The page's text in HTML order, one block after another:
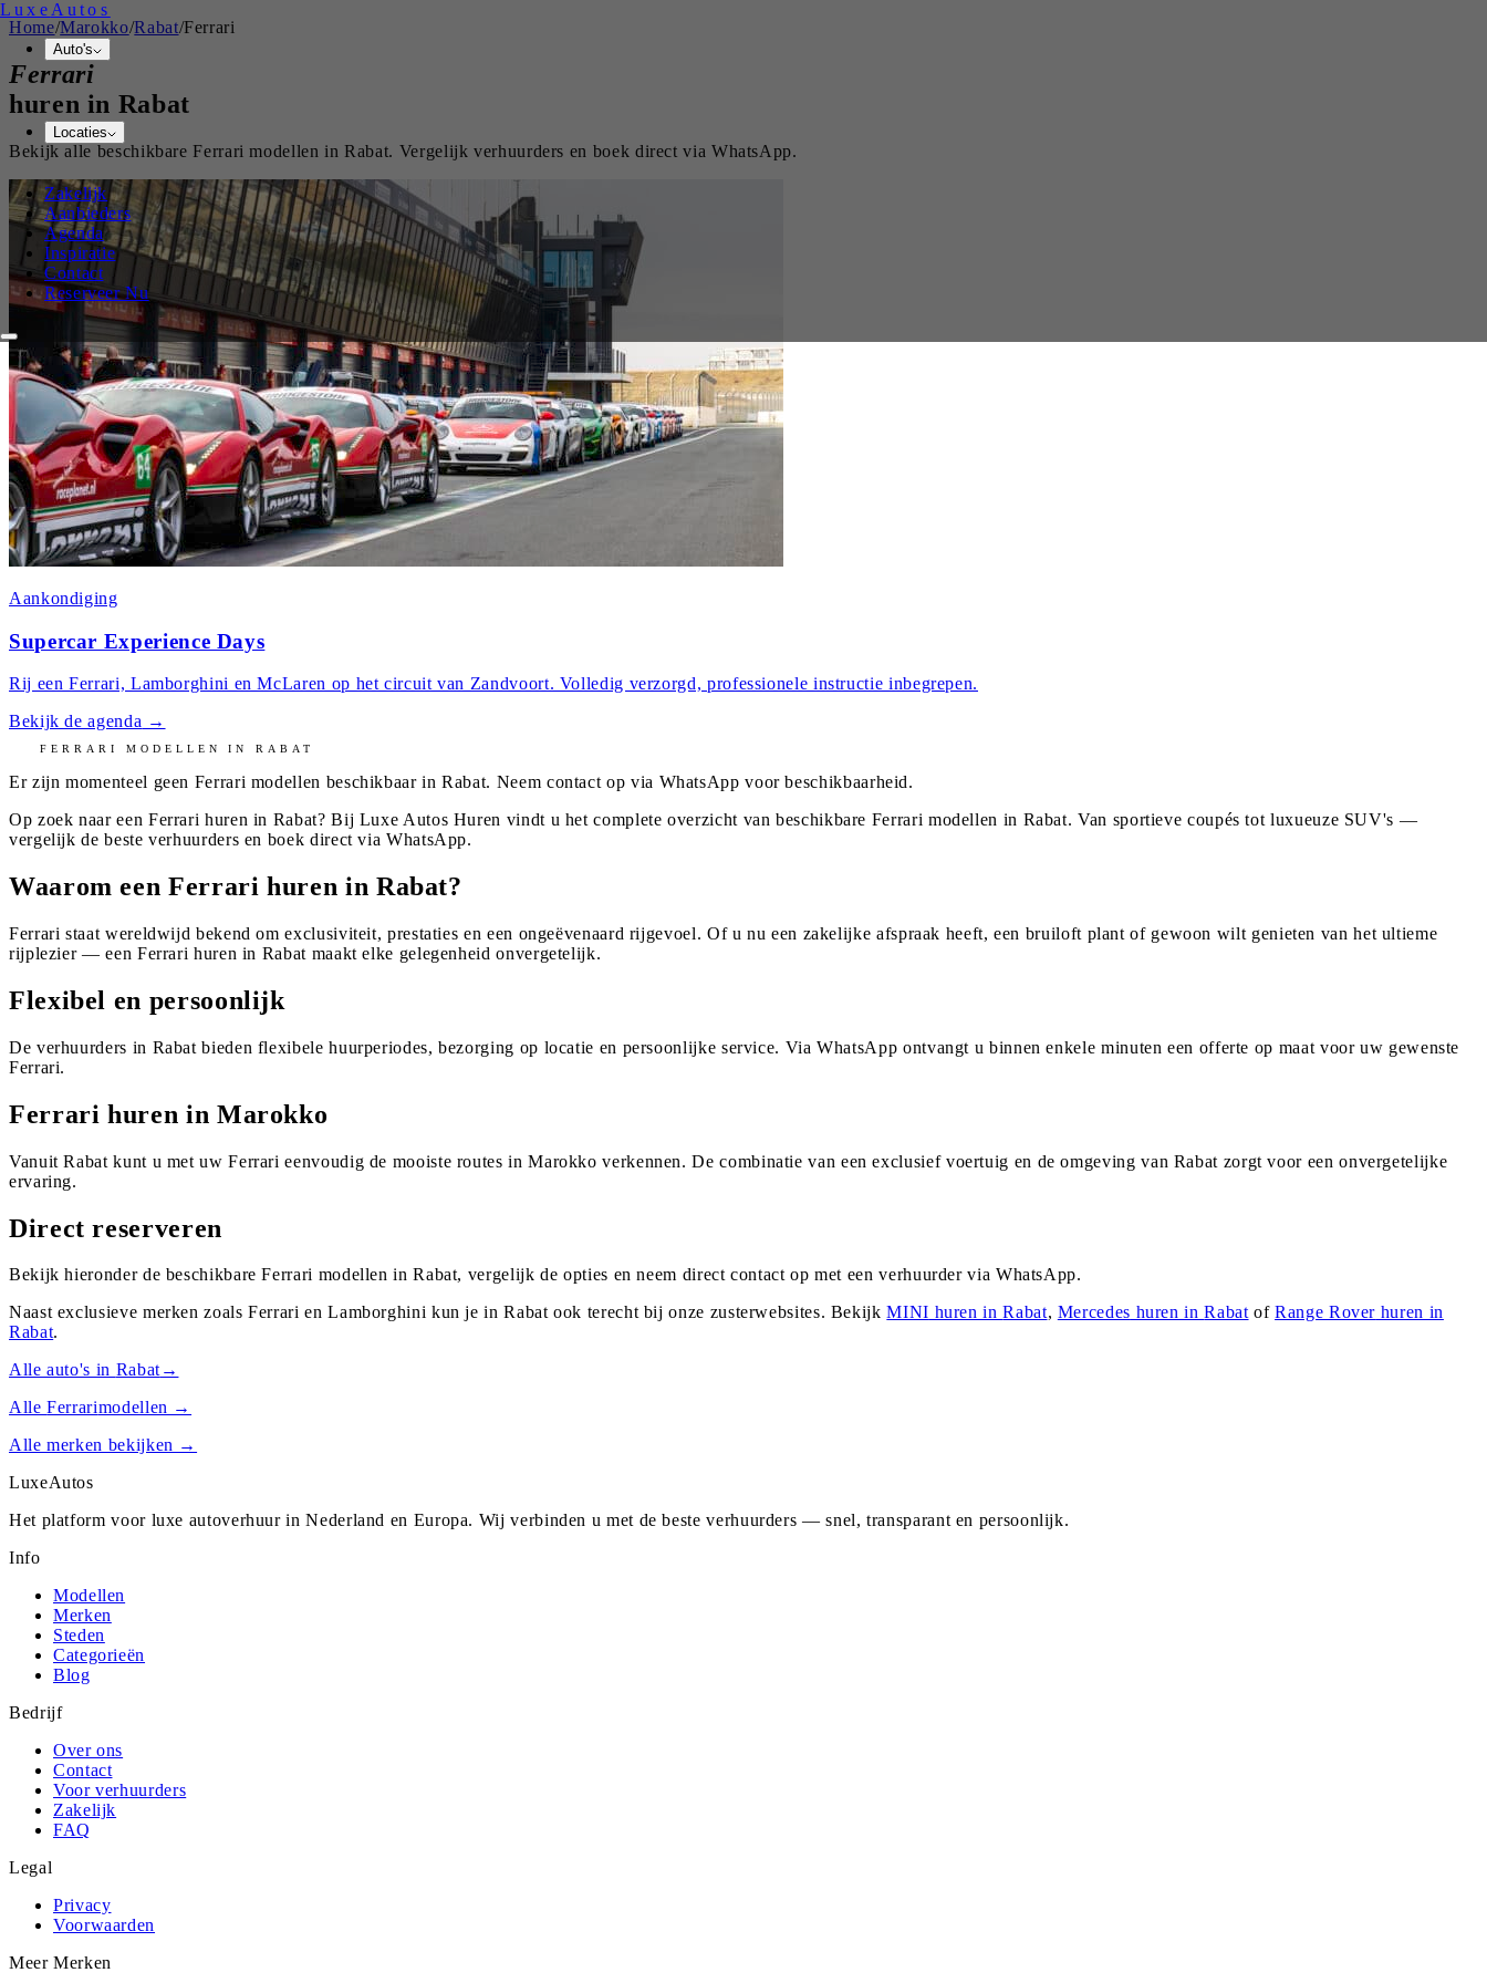
Luxe Autos
Auto's
Locaties
Zakelijk
Aanbieders
Agenda
Inspiratie
Contact
Reserveer Nu
Home/Marokko/Rabat/Ferrari
Ferrari
huren in Rabat
Bekijk alle beschikbareFerrari modellen inRabat. Vergelijk verhuurders en boek direct via WhatsApp.
Aankondiging
Supercar Experience Days
Rij een Ferrari, Lamborghini en McLaren op het circuit van Zandvoort. Volledig verzorgd, professionele instructie inbegrepen.
Bekijk de agenda →
FERRARI MODELLEN INRABAT
Er zijn momenteel geen Ferrari modellen beschikbaar inRabat. Neem contact op via WhatsApp voor beschikbaarheid.
Op zoek naar een Ferrari huren in Rabat? Bij Luxe Autos Huren vindt u het complete overzicht van beschikbare Ferrari modellen in Rabat. Van sportieve coupés tot luxueuze SUV's —
vergelijk de beste verhuurders en boek direct via WhatsApp.
Waarom een Ferrari huren in Rabat?
Ferrari staat wereldwijd bekend om exclusiviteit, prestaties en een ongeëvenaard rijgevoel. Of u nu een zakelijke afspraak heeft, een bruiloft plant of gewoon wilt genieten van het ultieme
rijplezier — een Ferrari huren in Rabat maakt elke gelegenheid onvergetelijk.
Flexibel en persoonlijk
De verhuurders in Rabat bieden flexibele huurperiodes, bezorging op locatie en persoonlijke service. Via WhatsApp ontvangt u binnen enkele minuten een offerte op maat voor uw gewenste
Ferrari.
Ferrari huren in Marokko
Vanuit Rabat kunt u met uw Ferrari eenvoudig de mooiste routes in Marokko verkennen. De combinatie van een exclusief voertuig en de omgeving van Rabat zorgt voor een onvergetelijke
ervaring.
Direct reserveren
Bekijk hieronder de beschikbare Ferrari modellen in Rabat, vergelijk de opties en neem direct contact op met een verhuurder via WhatsApp.
Naast exclusieve merken zoals Ferrari en Lamborghini kun je in Rabatook terecht bij onze zusterwebsites. Bekijk MINI huren inRabat, Mercedes huren inRabatofRange Rover huren in
Rabat.
Alle auto's in Rabat→
AlleFerrarimodellen →
Alle merken bekijken →
LuxeAutos
Het platform voor luxe autoverhuur in Nederland en Europa. Wij verbinden u met de beste verhuurders — snel, transparant en persoonlijk.
Info
Modellen
Merken
Steden
Categorieën
Blog
Bedrijf
Over ons
Contact
Voor verhuurders
Zakelijk
FAQ
Legal
Privacy
Voorwaarden
Meer Merken